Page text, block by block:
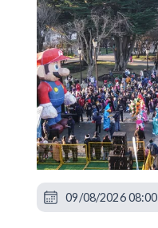
09/08/2026 08:00